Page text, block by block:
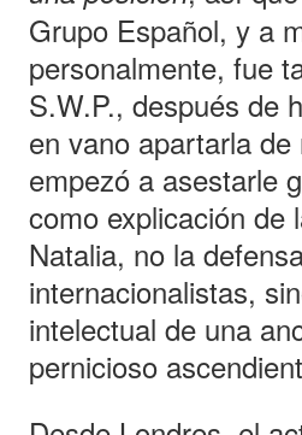
Grupo Español, y a
personalmente, fue
S.W.P., después de
en vano apartarla de
empezó a asestarle
como explicación de
Natalia, no la
internacionalistas,
intelectual de una
pernicioso